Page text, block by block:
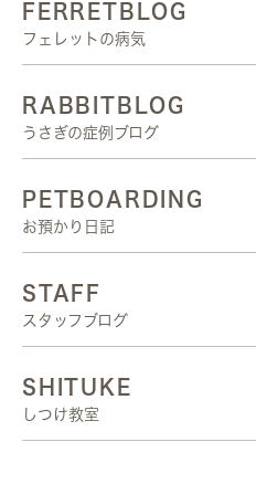
FERRETBLOG
フェレットの病気
RABBITBLOG
うさぎの症例ブログ
PETBOARDING
お預かり日記
STAFF
スタッフブログ
SHITUKE
しつけ教室